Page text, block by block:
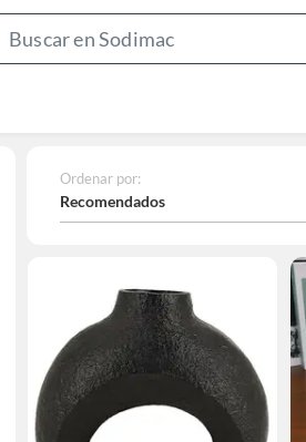
Ordenar por:
Recomendados